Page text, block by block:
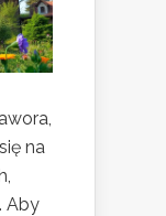
na
Aby